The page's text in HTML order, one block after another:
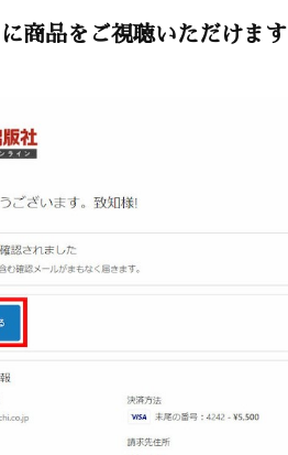
商品をご視聴いただけます